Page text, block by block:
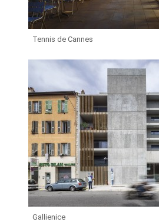
Tennis de Cannes
Gallienice